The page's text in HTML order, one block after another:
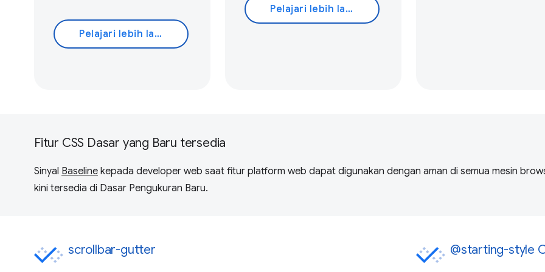
Pelajari lebih lanjut
Pelajari lebih lanjut
Fitur CSS Dasar yang Baru tersedia
Sinyal Baseline kepada developer web saat fitur platform web dapat digunakan dengan aman di semua mesin
kini tersedia di Dasar Pengukuran Baru.
scrollbar-gutter @starting-style